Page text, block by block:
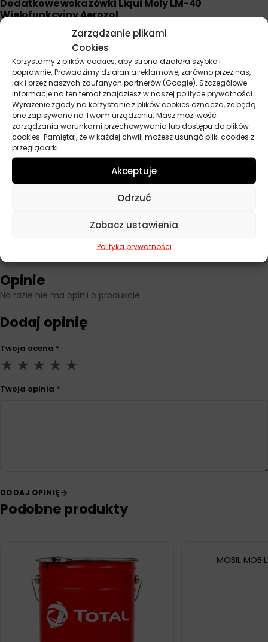
Zarządzanie plikami
Cookies
Korzystamy z plików cookies, aby strona działała szybko i
poprawnie. Prowadzimy działania reklamowe, zarówno przez nas,
jak i przez naszych zaufanych partnerów (Google). Szczegółowe
informacje na ten temat znajdziesz w naszej polityce prywatności.
Wyrażenie zgody na korzystanie z plików cookies oznacza, że będą
one zapisywane na Twoim urządzeniu. Masz możliwość
zarządzania warunkami przechowywania lub dostępu do plików
cookies. Pamiętaj, że w każdej chwili możesz usunąć pliki cookies z
przeglądarki.
Akceptuje
Odrzuć
Zobacz ustawienia
Polityka prywatności
Dodatkowe wskazówki Liqui Moly LM-40
Wielofunkcyjny Aerozol
Przechowuj aerozol w temperaturze pokojowej, z dala od
bezpośredniego nasłonecznienia.
Dla zwiększenia skuteczności luzowania zatartych połączeń,
zastosuj produkt kilkukrotnie w krótkich odstępach czasu.
W przypadku stosowania na delikatnych powierzchniach
plastikowych lub lakierowanych, najpierw przetestuj preparat
na niewielkiej, niewidocznej powierzchni.
Parametry techniczne
Liqui Moly
400 ml
Opinie
Na razie nie ma opinii o produkcie.
Dodaj opinię
Twoja ocena *
Twoja opinia *
DODAJ OPINIĘ
Podobne produkty
MOBIL